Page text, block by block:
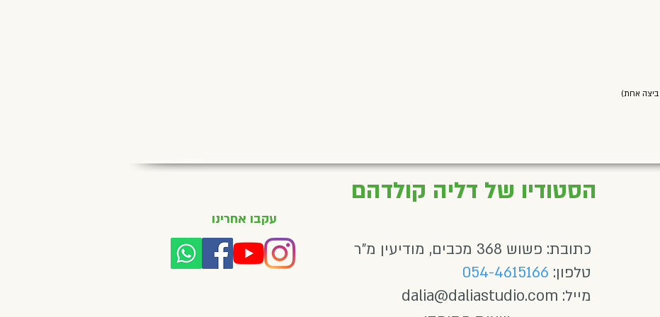
הסטודיו של דליה קולדהם
עקבו אחרינו
כתובת: פשוש 368 מכבים, מודיעין מ"ר
טלפון: 054-4615166
מייל: dalia@daliastudio.com